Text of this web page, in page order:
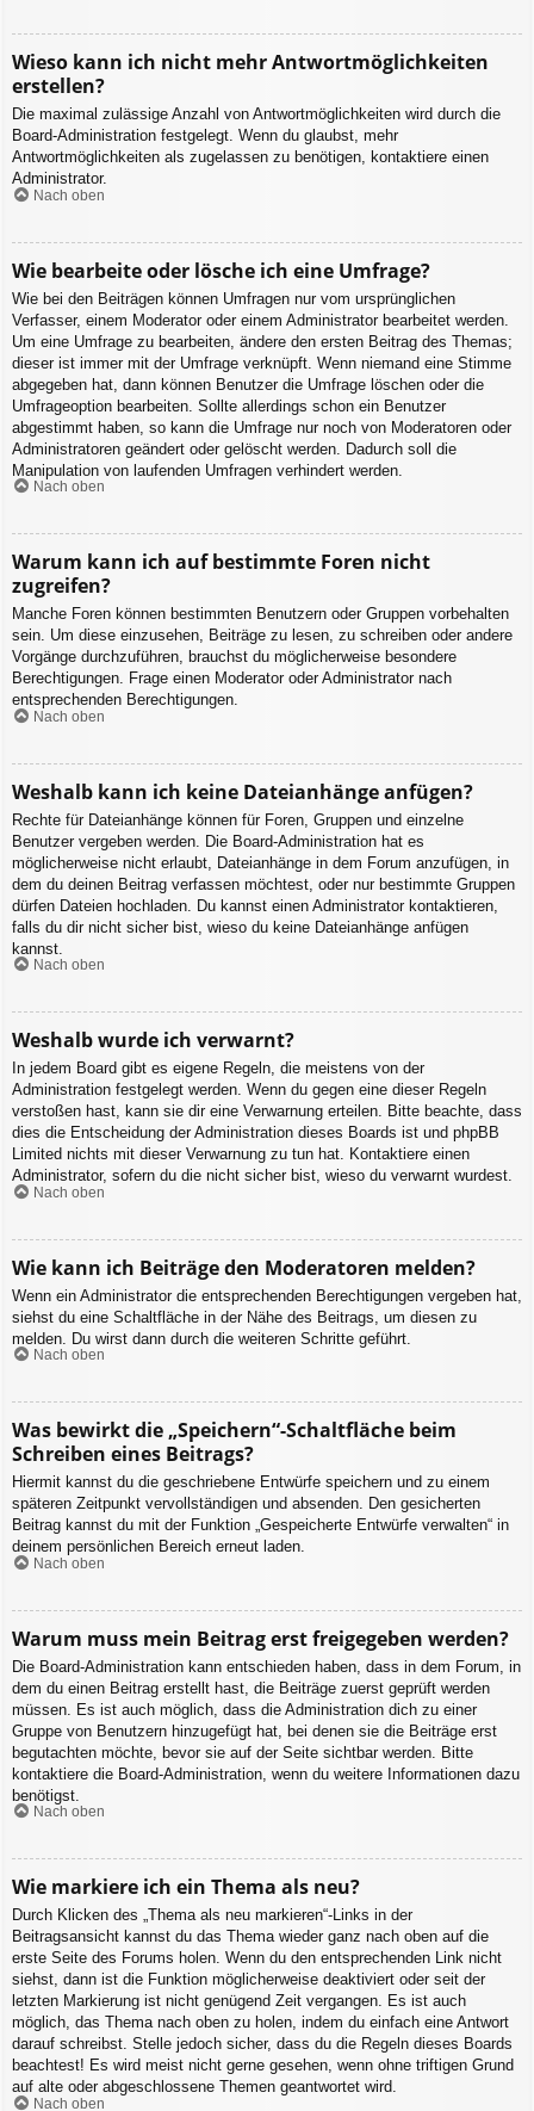
Wieso kann ich nicht mehr Antwortmöglichkeiten
erstellen?
Die maximal zulässige Anzahl von Antwortmöglichkeiten wird durch die
Board-Administration festgelegt. Wenn du glaubst, mehr
Antwortmöglichkeiten als zugelassen zu benötigen, kontaktiere einen
Administrator.
Nach oben
Wie bearbeite oder lösche ich eine Umfrage?
Wie bei den Beiträgen können Umfragen nur vom ursprünglichen
Verfasser, einem Moderator oder einem Administrator bearbeitet werden.
Um eine Umfrage zu bearbeiten, ändere den ersten Beitrag des Themas;
dieser ist immer mit der Umfrage verknüpft. Wenn niemand eine Stimme
abgegeben hat, dann können Benutzer die Umfrage löschen oder die
Umfrageoption bearbeiten. Sollte allerdings schon ein Benutzer
abgestimmt haben, so kann die Umfrage nur noch von Moderatoren oder
Administratoren geändert oder gelöscht werden. Dadurch soll die
Manipulation von laufenden Umfragen verhindert werden.
Nach oben
Warum kann ich auf bestimmte Foren nicht
zugreifen?
Manche Foren können bestimmten Benutzern oder Gruppen vorbehalten
sein. Um diese einzusehen, Beiträge zu lesen, zu schreiben oder andere
Vorgänge durchzuführen, brauchst du möglicherweise besondere
Berechtigungen. Frage einen Moderator oder Administrator nach
entsprechenden Berechtigungen.
Nach oben
Weshalb kann ich keine Dateianhänge anfügen?
Rechte für Dateianhänge können für Foren, Gruppen und einzelne
Benutzer vergeben werden. Die Board-Administration hat es
möglicherweise nicht erlaubt, Dateianhänge in dem Forum anzufügen, in
dem du deinen Beitrag verfassen möchtest, oder nur bestimmte Gruppen
dürfen Dateien hochladen. Du kannst einen Administrator kontaktieren,
falls du dir nicht sicher bist, wieso du keine Dateianhänge anfügen
kannst.
Nach oben
Weshalb wurde ich verwarnt?
In jedem Board gibt es eigene Regeln, die meistens von der
Administration festgelegt werden. Wenn du gegen eine dieser Regeln
verstoßen hast, kann sie dir eine Verwarnung erteilen. Bitte beachte, dass
dies die Entscheidung der Administration dieses Boards ist und phpBB
Limited nichts mit dieser Verwarnung zu tun hat. Kontaktiere einen
Administrator, sofern du die nicht sicher bist, wieso du verwarnt wurdest.
Nach oben
Wie kann ich Beiträge den Moderatoren melden?
Wenn ein Administrator die entsprechenden Berechtigungen vergeben hat,
siehst du eine Schaltfläche in der Nähe des Beitrags, um diesen zu
melden. Du wirst dann durch die weiteren Schritte geführt.
Nach oben
Was bewirkt die „Speichern“-Schaltfläche beim
Schreiben eines Beitrags?
Hiermit kannst du die geschriebene Entwürfe speichern und zu einem
späteren Zeitpunkt vervollständigen und absenden. Den gesicherten
Beitrag kannst du mit der Funktion „Gespeicherte Entwürfe verwalten“ in
deinem persönlichen Bereich erneut laden.
Nach oben
Warum muss mein Beitrag erst freigegeben werden?
Die Board-Administration kann entschieden haben, dass in dem Forum, in
dem du einen Beitrag erstellt hast, die Beiträge zuerst geprüft werden
müssen. Es ist auch möglich, dass die Administration dich zu einer
Gruppe von Benutzern hinzugefügt hat, bei denen sie die Beiträge erst
begutachten möchte, bevor sie auf der Seite sichtbar werden. Bitte
kontaktiere die Board-Administration, wenn du weitere Informationen dazu
benötigst.
Nach oben
Wie markiere ich ein Thema als neu?
Durch Klicken des „Thema als neu markieren“-Links in der
Beitragsansicht kannst du das Thema wieder ganz nach oben auf die
erste Seite des Forums holen. Wenn du den entsprechenden Link nicht
siehst, dann ist die Funktion möglicherweise deaktiviert oder seit der
letzten Markierung ist nicht genügend Zeit vergangen. Es ist auch
möglich, das Thema nach oben zu holen, indem du einfach eine Antwort
darauf schreibst. Stelle jedoch sicher, dass du die Regeln dieses Boards
beachtest! Es wird meist nicht gerne gesehen, wenn ohne triftigen Grund
auf alte oder abgeschlossene Themen geantwortet wird.
Nach oben